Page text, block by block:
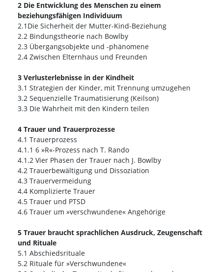
2 Die Entwicklung des Menschen zu einem
beziehungsfähigen Individuum
2.1Die Sicherheit der Mutter-Kind-Beziehung
2.2 Bindungstheorie nach Bowlby
2.3 Übergangsobjekte und -phänomene
2.4 Zwischen Elternhaus und Freunden
3 Verlusterlebnisse in der Kindheit
3.1 Strategien der Kinder, mit Trennung umzugehen
3.2 Sequenzielle Traumatisierung (Keilson)
3.3 Die Wahrheit mit den Kindern teilen
4 Trauer und Trauerprozesse
4.1 Trauerprozess
4.1.1 6 »R«-Prozess nach T. Rando
4.1.2 Vier Phasen der Trauer nach J. Bowlby
4.2 Trauerbewältigung und Dissoziation
4.3 Trauervermeidung
4.4 Komplizierte Trauer
4.5 Trauer und PTSD
4.6 Trauer um »verschwundene« Angehörige
5 Trauer braucht sprachlichen Ausdruck, Zeugenschaft
und Rituale
5.1 Abschiedsrituale
5.2 Rituale für »Verschwundene«